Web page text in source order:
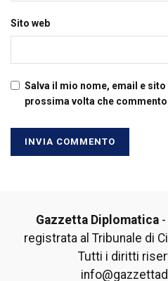
Sito web
Salva il mio nome, email e
prossima volta che
Gazzetta Diplomatica-
registrata al Tribunale di
Tutti i diritti